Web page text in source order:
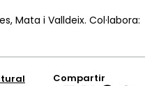
Mata i Valldeix. Col·labora:
Compartir